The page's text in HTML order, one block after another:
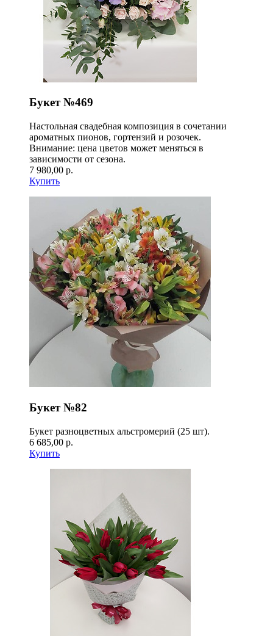
Букет №469
Настольная свадебная композиция в сочетании
ароматных пионов, гортензий и розочек.
Внимание: цена цветов может меняться в
зависимости от сезона.
7 980,00 р.
Купить
Букет №82
Букет разноцветных альстромерий (25 шт).
6 685,00 р.
Купить